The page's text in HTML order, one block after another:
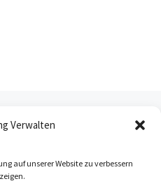
Verwalten
auf unserer Website zu verbessern
ZURÜCK ZUR